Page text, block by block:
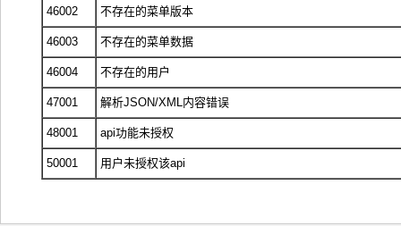
46002 不存在的菜单版本
46003 不存在的菜单数据
46004 不存在的用户
47001 解析JSON/XML内容错误
48001 api功能未授权
50001 用户未授权该api